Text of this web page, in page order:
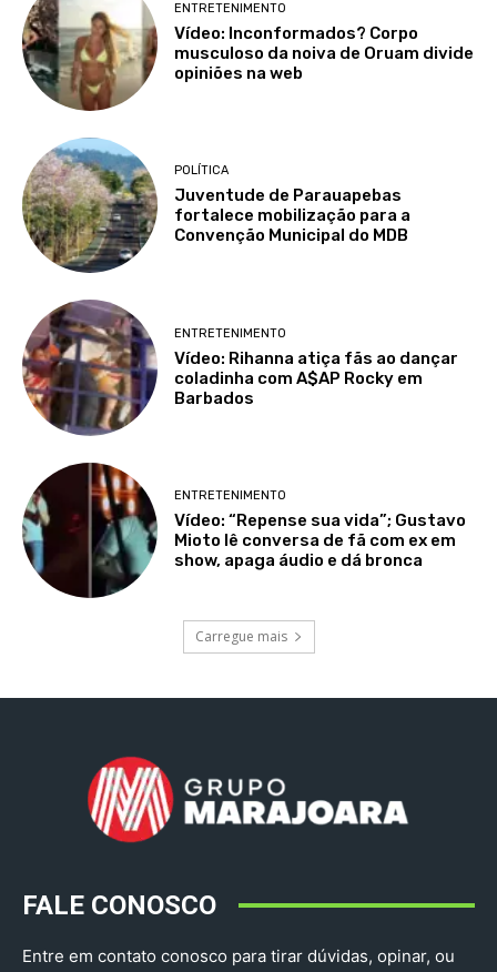
ENTRETENIMENTO
Vídeo: Inconformados? Corpo
musculoso da noiva de Oruam divide
opiniões na web
POLÍTICA
Juventude de Parauapebas
fortalece mobilização para a
Convenção Municipal do MDB
ENTRETENIMENTO
Vídeo: Rihanna atiça fãs ao dançar
coladinha com A$AP Rocky em
Barbados
ENTRETENIMENTO
Vídeo: “Repense sua vida”; Gustavo
Mioto lê conversa de fã com ex em
show, apaga áudio e dá bronca
Carregue mais
FALE CONOSCO
Entre em contato conosco para tirar dúvidas, opinar, ou